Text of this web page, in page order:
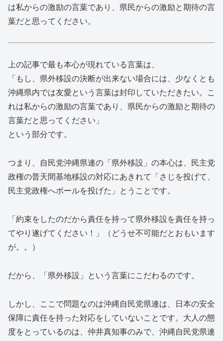
は私からの激励の言葉であり、県民からの激励と期待の言
葉だと思ってください。
上の記事で最も本心が現れている言葉は、
「もし、県外移設の決断が出来ない場合には、少なくとも
沖縄県内では友愛という言葉は封印していただきたい。こ
れは私からの激励の言葉であり、県民からの激励と期待の
言葉だと思ってください」
という部分です。
つまり、自民党沖縄県連の「県外移設」の本心は、民主党
政権の普天間基地移設の対応にあきれて「さじを投げて、
民主党政権へボールを投げた」とうことです。
「約束をしたのだから責任を持って県外移設を責任を持っ
てやり遂げてください！」（どうせ不可能だとおもいます
が。。）
だから、「県外移設」という言葉にこだわるのです。
しかし、ここで問題なのは沖縄自民党県連は、日本の安全
保障に責任を持った対応をしていないことです。大人の態
度をとっているのは、仲井真知事のみで、沖縄自民党県連